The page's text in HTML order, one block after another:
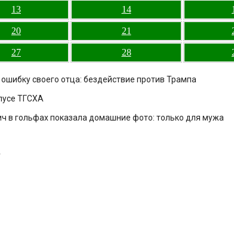
13 14
20 21
27 28
своего отца: бездействие против Трампа
ТГСХА
в гольфах показала домашние фото: только для мужа